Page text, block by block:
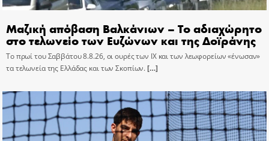
Μαζική απόβαση Βαλκάνιων – Το αδιαχώρητο
στο τελωνείο των Ευζώνων και της Δοϊράνης
Το πρωί του Σαββάτου 8.8.26, οι ουρές των ΙΧ και των λεωφορείων «ένωσαν»
τα τελωνεία της Ελλάδας και των Σκοπίων.[…]